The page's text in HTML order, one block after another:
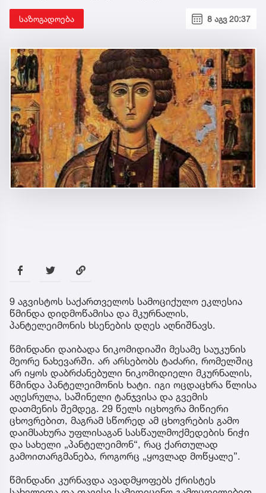
საზოგადოება 8 აგვ 20:37
9 აგვისტოს საქართველოს სამოციქულო ეკლესია
წმინდა დიდმოწამისა და მკურნალის,
პანტელეიმონის ხსენების დღეს აღნიშნავს.
წმინდანი დაიბადა ნიკომიდიაში მესამე საუკუნის
მეორე ნახევარში. არ არსებობს ტაძარი, რომელშიც
არ იყოს დაბრძანებული ნიკომიდიელი მკურნალის,
წმინდა პანტელეიმონის ხატი. იგი ოცდაცხრა წლისა
აღესრულა, საშინელი ტანჯვისა და გვემის
დათმენის შემდეგ. 29 წელს იცხოვრა მიწიერი
ცხოვრებით, მაგრამ სწორედ ამ ცხოვრების გამო
დაიმსახურა უფლისაგან სასწაულმოქმედების ნიჭი
და სახელი „პანტელეიმონ“, რაც ქართულად
გამოითარგმანება, როგორც „ყოვლად მოწყალე”.
წმინდანი კურნავდა ავადმყოფებს ქრისტეს